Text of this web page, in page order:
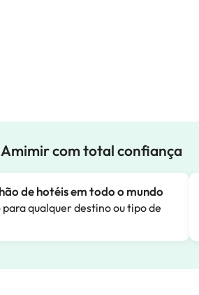
Amimir com total confiança
de hotéis em todo o mundo
qualquer destino ou tipo de